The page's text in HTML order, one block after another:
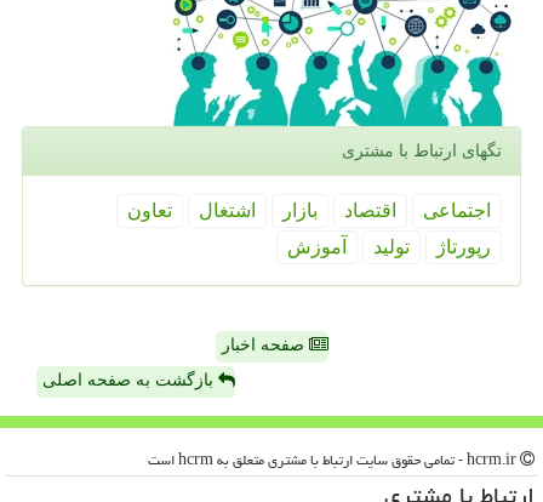
تگهای ارتباط با مشتری
اجتماعی اقتصاد بازار اشتغال
تعاون
رپورتاژ
تولید آموزش
صفحه اخبار
بازگشت به صفحه اصلی